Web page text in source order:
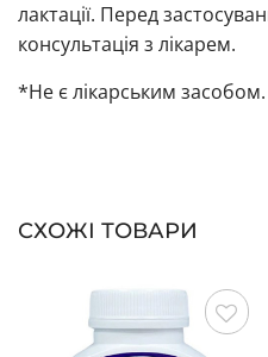
лактації. Перед
консультація з лікарем.
*Не є лікарським засобом.
СХОЖІ ТОВАРИ